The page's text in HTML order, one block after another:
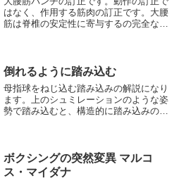
はなく、作用する筋肉の訂正です。大腰
筋は脊椎の安定性に寄与するの完全な誤
倒れるように踏み込む
母指球をねじ込む踏み込みの解説になり
ます。上のシュミレーションのような姿
勢で踏み込むと、構造的に踏み込みの推
側へ推進します。母指球...
ボクシングの突然変異 マルコ
ス・マイダナ